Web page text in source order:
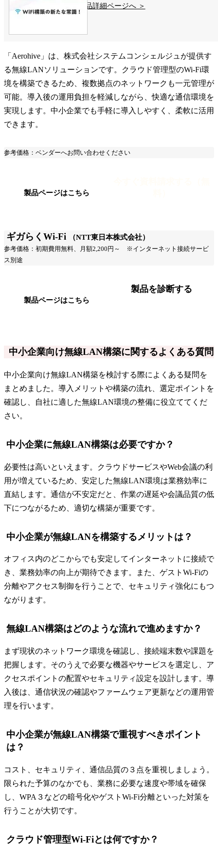
製品詳細ページへ ＞
「Aerohive」は、株式会社システムコンシェルジュが提供す
る無線LANソリューションです。クラウド管理型のWi-Fi環
境を構築できるため、複数拠点のネットワークも一元管理が
可能。導入後の運用負担を軽減しながら、快適な通信環境を
実現します。中小企業でも手軽に導入しやすく、柔軟に活用
できます。
参考価格：ベンダーへお問い合わせください
製品ページはこちら
ギガらくWi-Fi （NTT東日本株式会社）
参考価格：初期費用無料、月額2,200円～ ※インターネット接続サービ
ス別途
製品ページはこちら
製品を診断する
中小企業向け無線LAN構築に関するよくある質問
中小企業向け無線LAN構築を検討する際によくある疑問を
まとめました。導入メリットや構築の流れ、選定ポイントを
確認し、自社に適した無線LAN環境の整備に役立ててくだ
さい。
中小企業に無線LAN構築は必要ですか？
必要性は高いといえます。クラウドサービスやWeb会議の利
用が増えているため、安定した無線LAN環境は業務効率に
直結します。通信が不安定だと、作業の遅延や会議品質の低
下につながるため、適切な構築が重要です。
中小企業が無線LANを構築するメリットは？
オフィス内のどこからでも安定してインターネットに接続で
き、業務効率の向上が期待できます。また、ゲストWi-Fiの
分離やアクセス制御を行うことで、セキュリティ強化にもつ
ながります。
無線LAN構築はどのような流れで進めますか？
まず現状のネットワーク環境を確認し、接続端末数や課題を
把握します。そのうえで必要な機器やサービスを選定し、ア
クセスポイントの配置やセキュリティ設定を設計します。導
入後は、通信状況の確認やファームウェア更新などの運用管
理を行います。
中小企業が無線LAN構築で重視すべきポイント
は？
コスト、セキュリティ、通信品質の３点を重視しましょう。
限られた予算のなかでも、業務に必要な速度や帯域を確保
し、WPA３などの暗号化やゲストWi-Fi分離といった対策を
行うことが大切です。
クラウド管理型Wi-Fiとは何ですか？